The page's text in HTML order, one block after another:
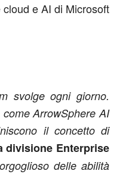
e AI di Microsoft
svolge ogni giorno.
ArrowSphere AI
il concetto di
divisione Enterprise
delle abilità